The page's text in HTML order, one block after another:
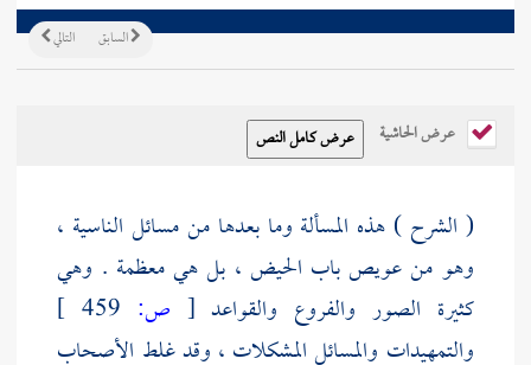
التالي السابق
عرض الحاشية
( الشرح ) هذه المسألة وما بعدها من مسائل الناسية ،
وهو من عويص باب الحيض ، بل هي معظمة . وهي
كثيرة الصور والفروع والقواعد [ ص:
والتمهيدات والمسائل المشكلات ، وقد غلط الأصحاب